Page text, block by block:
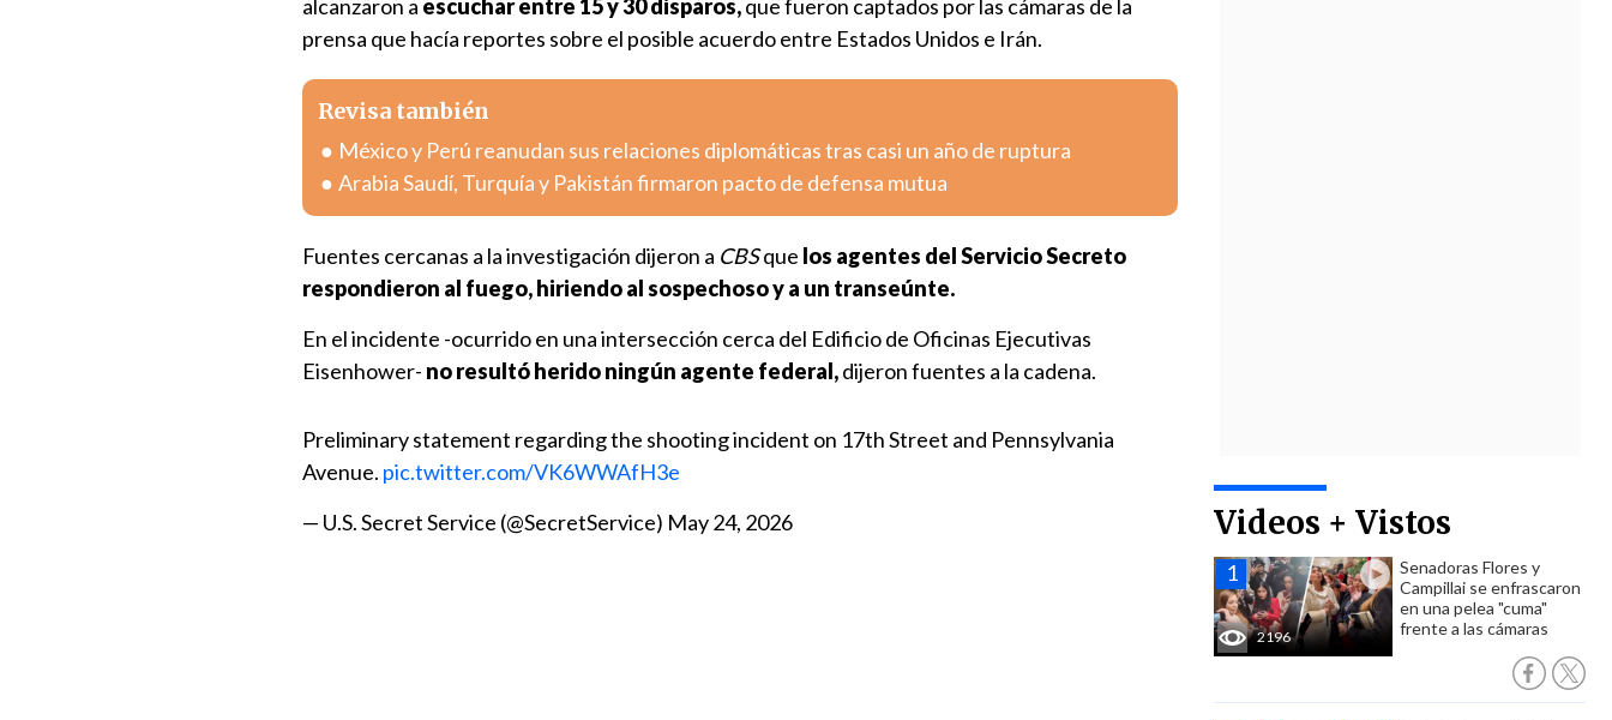
Videos + Vistos
2196
Senadoras Flores y
Campillai se enfrascaron
en una pelea "cuma"
frente a las cámaras
alcanzaron a escuchar entre 15 y 30 disparos,que fueron captados por las cámaras de la
prensa que hacía reportes sobre el posible acuerdo entre Estados Unidos e Irán.
Revisa también
México y Perú reanudan sus relaciones diplomáticas tras casi un año de ruptura
Arabia Saudí, Turquía y Pakistán firmaron pacto de defensa mutua
Fuentes cercanas a la investigación dijeron a CBSque los agentes del Servicio Secreto
respondieron al fuego, hiriendo al sospechoso y a un transeúnte.
En el incidente -ocurrido en una intersección cerca del Edificio de Oficinas Ejecutivas
Eisenhower- no resultó herido ningún agente federal,dijeron fuentes a la cadena.
Preliminary statement regarding the shooting incident on 17th Street and Pennsylvania
Avenue. pic.twitter.com/VK6WWAfH3e
— U.S. Secret Service (@SecretService) May 24, 2026